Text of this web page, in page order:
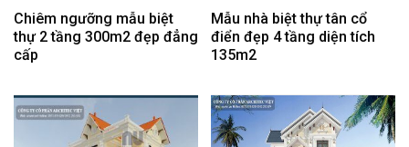
Chiêm ngưỡng mẫu biệt
thự 2 tầng 300m2 đẹp đẳng
cấp
Mẫu nhà biệt thự tân cổ
điển đẹp 4 tầng diện tích
135m2